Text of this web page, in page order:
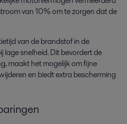
van 10% om te zorgen dat de
van de brandstof in de
snelheid. Dit bevordert de
maakt het mogelijk om fijne
en biedt extra bescherming